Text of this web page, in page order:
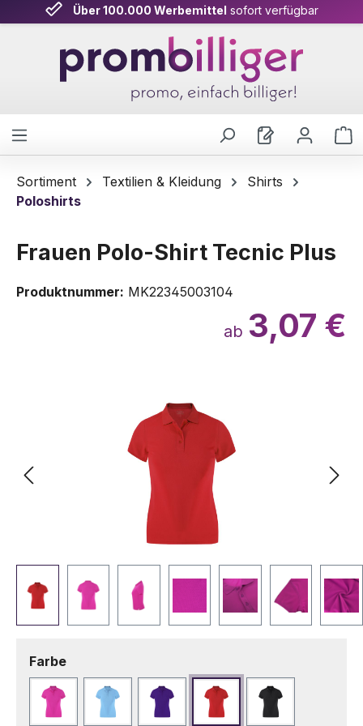
Zum Hauptinhalt springen
Über 100.000 Werbemittel sofort verfügbar
Sortiment Textilien & Kleidung
Shirts
Poloshirts
Frauen Polo-Shirt Tecnic Plus
Produktnummer: MK22345003104
ab 3,07 €
Farbeauswählen
Fuchsie Hellblau Lila Rot Schwarz